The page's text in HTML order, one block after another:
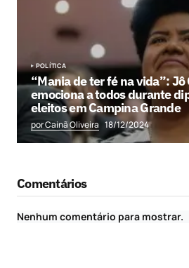
POLÍTICA
“Mania de ter fé na vida”: Jô
emociona a todos durante
eleitos em Campina Grande
por Cainã Oliveira 18/12/2024
Comentários
Nenhum comentário para mostrar.